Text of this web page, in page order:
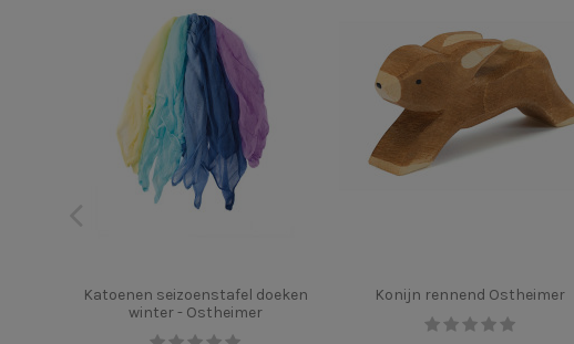
Katoenen seizoenstafel doeken
winter - Ostheimer
Konijn rennend Ostheimer